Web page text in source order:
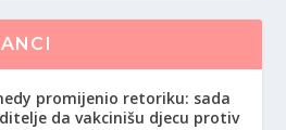
promijenio retoriku: sada
da vakcinišu djecu protiv